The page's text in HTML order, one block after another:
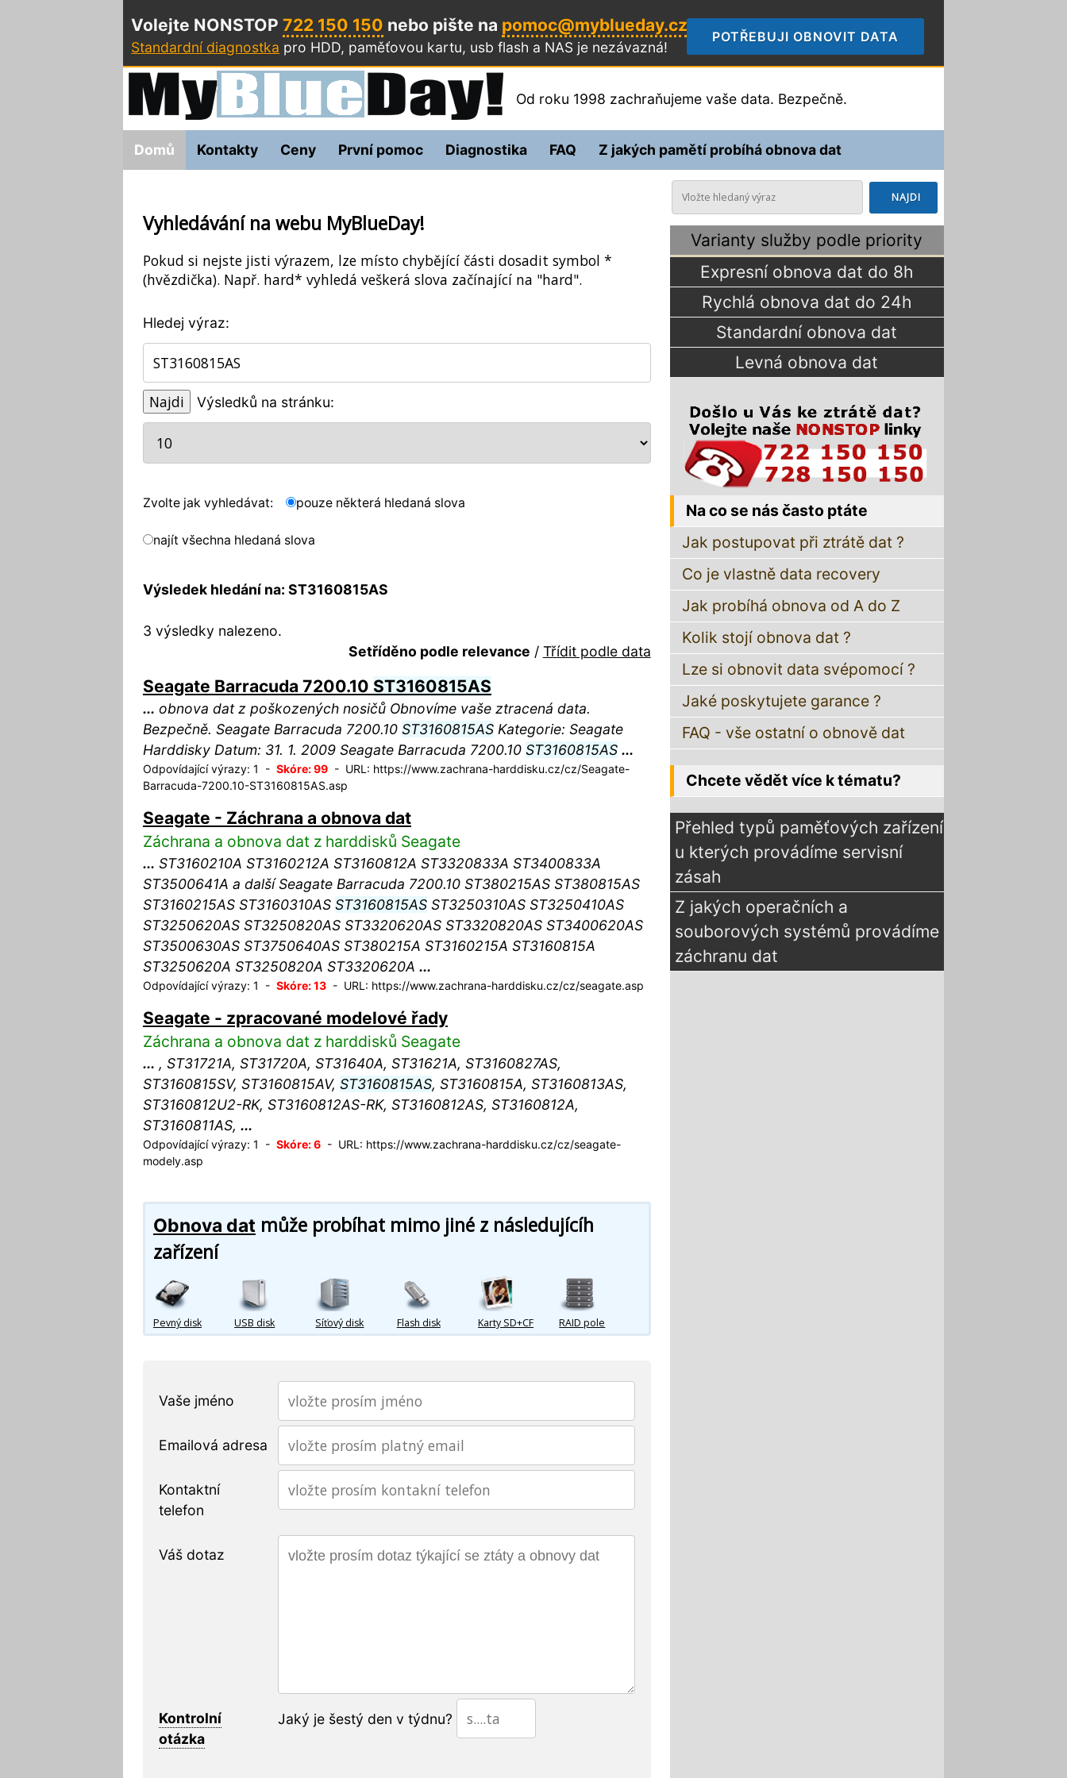
Volejte NONSTOP722 150 150 nebo pište na pomoc@myblueday.cz
Standardní diagnostka pro HDD, paměťovou kartu, usb flash a NAS je nezávazná!
POTŘEBUJI OBNOVIT DATA
Od roku 1998 zachraňujeme vaše data. Bezpečně.
Domů Kontakty Ceny První pomoc Diagnostika FAQ Z jakých pamětí probíhá obnova dat
Vyhledávání na webu MyBlueDay!
Pokud si nejste jisti výrazem, lze místo chybějící části dosadit symbol *
(hvězdička). Např. hard* vyhledá veškerá slova začínající na "hard".
Hledej výraz:
Výsledků na stránku:
Zvolte jak vyhledávat: pouze některá hledaná slova
najít všechna hledaná slova
Výsledek hledání na: ST3160815AS
3 výsledky nalezeno.
Setříděno podle relevance / Třídit podle data
Seagate Barracuda 7200.10 ST3160815AS
... obnova dat z poškozených nosičů Obnovíme vaše ztracená data.
Bezpečně. Seagate Barracuda 7200.10 ST3160815ASKategorie: Seagate
Harddisky Datum: 31. 1. 2009 Seagate Barracuda 7200.10 ST3160815AS ...
Odpovídající výrazy: 1 - Skóre: 99- URL: https://www.zachrana-harddisku.cz/cz/Seagate-
Barracuda-7200.10-ST3160815AS.asp
Seagate - Záchrana a obnova dat
Záchrana a obnova dat z harddisků Seagate
... ST3160210A ST3160212A ST3160812A ST3320833A ST3400833A
ST3500641A a další Seagate Barracuda 7200.10 ST380215AS ST380815AS
ST3160215AS ST3160310AS ST3160815ASST3250310AS ST3250410AS
ST3250620AS ST3250820AS ST3320620AS ST3320820AS ST3400620AS
ST3500630AS ST3750640AS ST380215A ST3160215A ST3160815A
ST3250620A ST3250820A ST3320620A ...
Odpovídající výrazy: 1 - Skóre: 13- URL: https://www.zachrana-harddisku.cz/cz/seagate.asp
Seagate - zpracované modelové řady
Záchrana a obnova dat z harddisků Seagate
... , ST31721A, ST31720A, ST31640A, ST31621A, ST3160827AS,
ST3160815SV, ST3160815AV, ST3160815AS, ST3160815A, ST3160813AS,
ST3160812U2-RK, ST3160812AS-RK, ST3160812AS, ST3160812A,
ST3160811AS, ...
Odpovídající výrazy: 1 - Skóre: 6- URL: https://www.zachrana-harddisku.cz/cz/seagate-
modely.asp
Obnova datmůže probíhat mimo jiné z následujícíh
zařízení
Pevný disk USB disk Síťový disk Flash disk Karty SD+CF RAID pole
Vaše jméno
Emailová adresa
Kontaktní
telefon
Váš dotaz
Kontrolní
otázka
Jaký je šestý den v týdnu?
Varianty služby podle priority
Expresní obnova dat do 8h
Rychlá obnova dat do 24h
Standardní obnova dat
Levná obnova dat
Na co se nás často ptáte
Jak postupovat při ztrátě dat ?
Co je vlastně data recovery
Jak probíhá obnova od A do Z
Kolik stojí obnova dat ?
Lze si obnovit data svépomocí ?
Jaké poskytujete garance ?
FAQ - vše ostatní o obnově dat
Chcete vědět více k tématu?
Přehled typů paměťových zařízení
u kterých provádíme servisní
zásah
Z jakých operačních a
souborových systémů provádíme
záchranu dat